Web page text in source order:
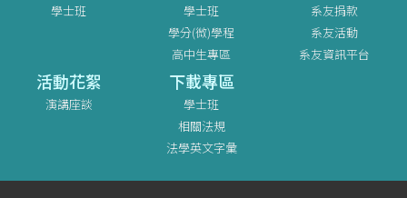
學士班
學士班
學分(微)學程
高中生專區
系友捐款
系友活動
系友資訊平台
活動花絮
演講座談
下載專區
學士班
相關法規
法學英文字彙